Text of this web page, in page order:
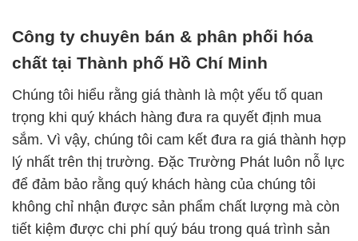
Công ty chuyên bán & phân phối hóa
chất tại Thành phố Hồ Chí Minh
Chúng tôi hiểu rằng giá thành là một yếu tố quan
trọng khi quý khách hàng đưa ra quyết định mua
sắm. Vì vậy, chúng tôi cam kết đưa ra giá thành hợp
lý nhất trên thị trường. Đặc Trường Phát luôn nỗ lực
để đảm bảo rằng quý khách hàng của chúng tôi
không chỉ nhận được sản phẩm chất lượng mà còn
tiết kiệm được chi phí quý báu trong quá trình sản